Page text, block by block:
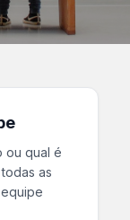
ou qual é
as